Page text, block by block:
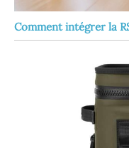
Comment intégrer la